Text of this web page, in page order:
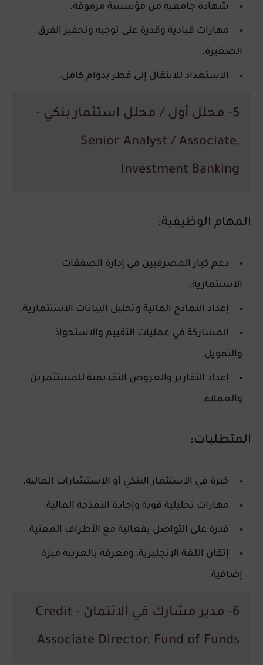
شهادة جامعية من مؤسسة مرموقة.
مهارات قيادية وقدرة على توجيه وتحفيز الفرق
الصغيرة.
الاستعداد للانتقال إلى قطر بدوام كامل.
5- محلل أول / محلل استثمار بنكي -
Senior Analyst / Associate,
Investment Banking
المهام الوظيفية:
دعم كبار المصرفيين في إدارة الصفقات
الاستثمارية.
إعداد النماذج المالية وتحليل البيانات الاستثمارية.
المشاركة في عمليات التقييم والاستحواذ
والتمويل.
إعداد التقارير والعروض التقديمية للمستثمرين
والعملاء.
المتطلبات:
خبرة في الاستثمار البنكي أو الاستشارات المالية.
مهارات تحليلية قوية وإجادة النمذجة المالية.
قدرة على التواصل بفعالية مع الأطراف المعنية.
إتقان اللغة الإنجليزية، ومعرفة بالعربية ميزة
إضافية.
6- مدير مشارك في الائتمان - Credit
Associate Director, Fund of Funds